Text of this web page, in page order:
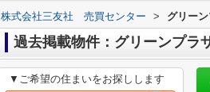
株式会社三友社 売買センター > グリー
過去掲載物件：グリーンプラ
▼ご希望の住まいをお探しします